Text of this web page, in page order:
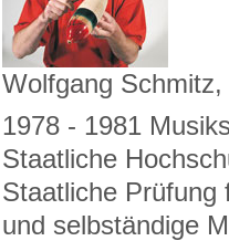
Wolfgang
1978 - 1981
Staatliche
Staatliche Prüfung
und selbständige